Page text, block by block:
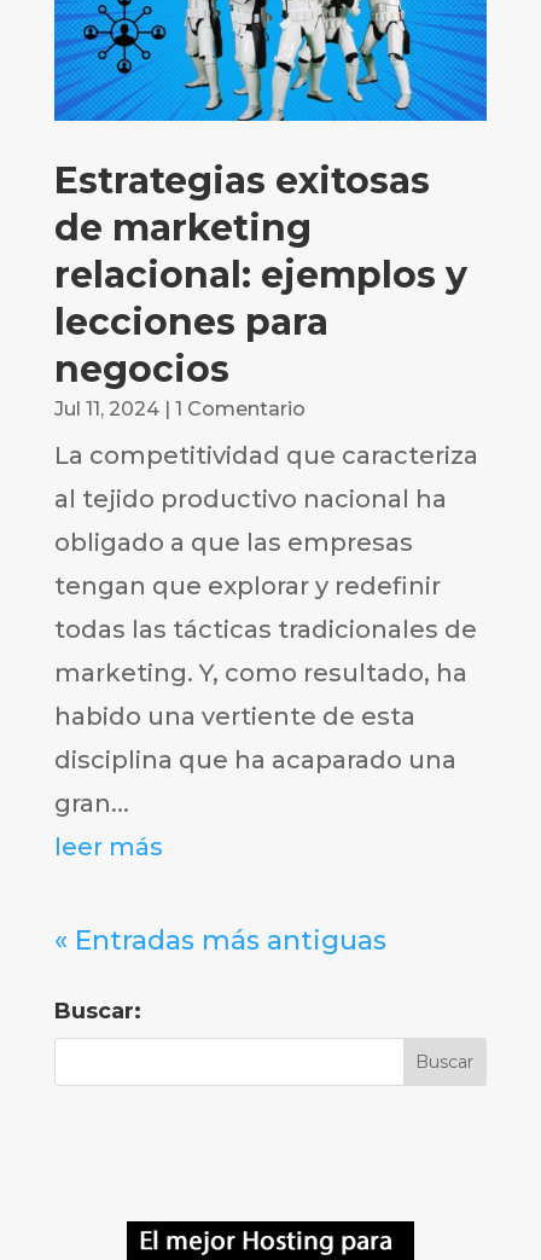
Estrategias exitosas
de marketing
relacional: ejemplos y
lecciones para
negocios
Jul 11, 2024| 1 Comentario
La competitividad que caracteriza
al tejido productivo nacional ha
obligado a que las empresas
tengan que explorar y redefinir
todas las tácticas tradicionales de
marketing. Y, como resultado, ha
habido una vertiente de esta
disciplina que ha acaparado una
gran...
leer más
« Entradas más antiguas
Buscar: